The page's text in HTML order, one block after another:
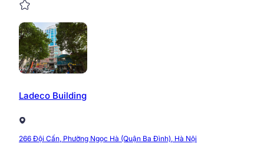
Ladeco Building
266 Đội Cấn, Phường Ngọc Hà (Quận Ba Đình), Hà Nội